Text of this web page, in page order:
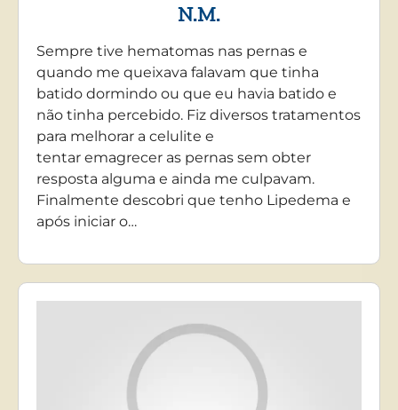
N.M.
Sempre tive hematomas nas pernas e
quando me queixava falavam que tinha
batido dormindo ou que eu havia batido e
não tinha percebido. Fiz diversos tratamentos
para melhorar a celulite e
tentar emagrecer as pernas sem obter
resposta alguma e ainda me culpavam.
Finalmente descobri que tenho Lipedema e
após iniciar o…